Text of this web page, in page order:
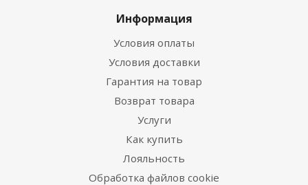
Информация
Условия оплаты
Условия доставки
Гарантия на товар
Возврат товара
Услуги
Как купить
Лояльность
Обработка файлов cookie